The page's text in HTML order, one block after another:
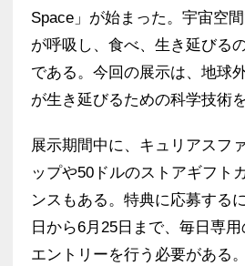
Space」が始まった。宇宙空
が呼吸し、食べ、生き延びる
である。今回の展示は、地球
が生き延びるための科学技術
展示期間中に、キュリアスフ
ップや50ドルのストアギフト
ンスもある。特典に応募する
日から6月25日まで、毎日専
エントリーを行う必要がある。